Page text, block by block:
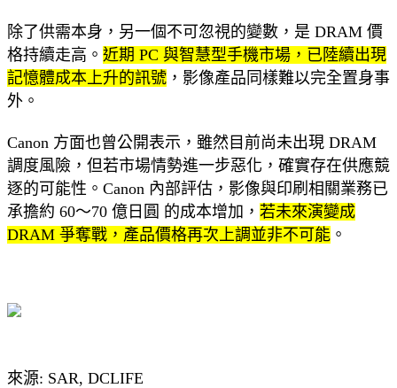
除了供需本身，另一個不可忽視的變數，是 DRAM 價
格持續走高。 近期 PC 與智慧型手機市場，已陸續出現
記憶體成本上升的訊號 ，影像產品同樣難以完全置身事
外。
Canon 方面也曾公開表示，雖然目前尚未出現 DRAM
調度風險，但若市場情勢進一步惡化，確實存在供應競
逐的可能性。Canon 內部評估，影像與印刷相關業務已
承擔約 60～70 億日圓 的成本增加， 若未來演變成
DRAM 爭奪戰，產品價格再次上調並非不可能 。
來源: SAR, DCLIFE